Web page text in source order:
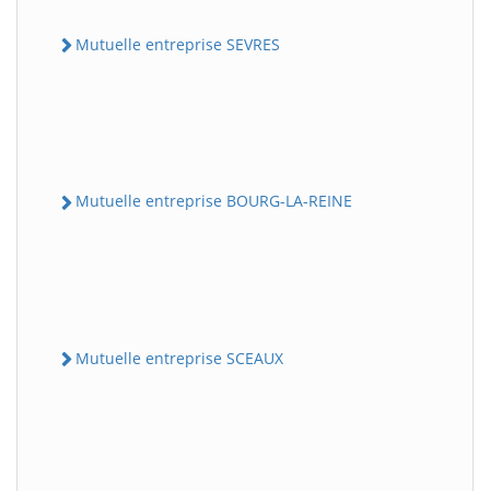
Mutuelle entreprise SEVRES
Mutuelle entreprise BOURG-LA-REINE
Mutuelle entreprise SCEAUX